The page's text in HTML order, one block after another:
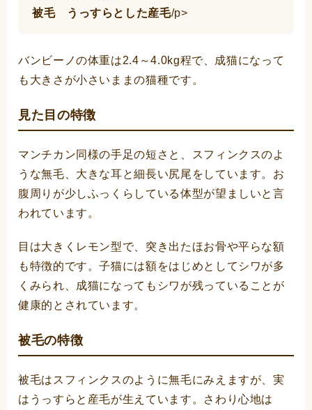
被毛 うっすらとした産毛/p>
バンビーノの体重は2.4～4.0kg程で、成猫になって
も大きさが小さいままの猫種です。
見た目の特徴
マンチカン同様の手足の短さと、スフィンクスのよ
うな無毛、大きな耳と細長い尻尾をしています。お
腹周りが少しふっくらしている体型が望ましいと言
われています。
目は大きくレモン型で、突き出たほお骨や平らな額
も特徴的です。子猫には額をはじめとしてシワが多
くみられ、成猫になってもシワが残っていることが
健康的とされています。
被毛の特徴
被毛はスフィンクスのように無毛にみえますが、実
はうっすらと産毛が生えています。さわり心地は